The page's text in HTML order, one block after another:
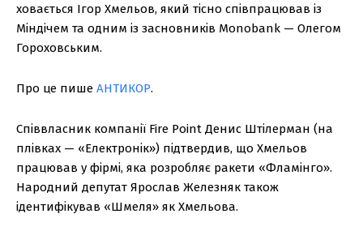
ховається Ігор Хмельов, який тісно співпрацював із
Міндічем та одним із засновників Monobank — Олегом
Гороховським.
Про це пише АНТИКОР.
Співвласник компанії Fire Point Денис Штілерман (на
плівках — «Електронік») підтвердив, що Хмельов
працював у фірмі, яка розробляє ракети «Фламінго».
Народний депутат Ярослав Железняк також
ідентифікував «Шмеля» як Хмельова.